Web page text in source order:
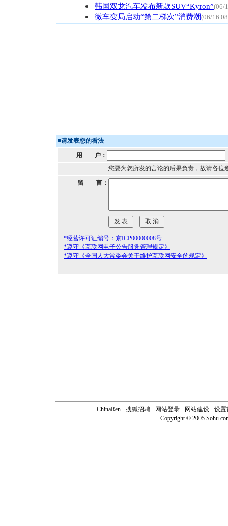
韩国双龙汽车发布新款SUV“Kyron”(06/
微车变局启动“第二梯次”消费潮(06/16
■请发表您的看法
用 户：
您要为您所发的言论的后果负责，故请各位
留 言：
*经营许可证编号：京ICP00000008号
*遵守《互联网电子公告服务管理规定》
*遵守《全国人大常委会关于维护互联网安全的规定》
ChinaRen - 搜狐招聘 - 网站登录 - 网站建设 - 设置
Copyright © 2005